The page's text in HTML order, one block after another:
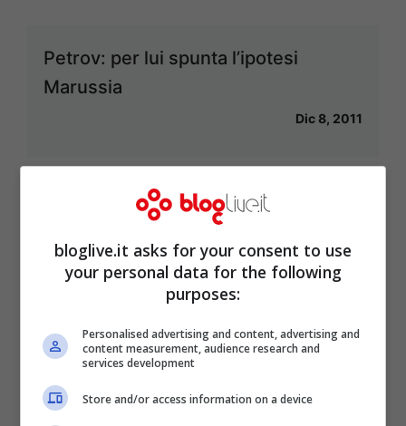
Petrov: per lui spunta l’ipotesi
Marussia
Dic 8, 2011
FIA: la lista dei piloti del 2012 è
ancora incompleta
Dic 1, 2011
GP Germania 2011: le qualifiche
bloglive.it asks for your consent to use
your personal data for the following
purposes:
Personalised advertising and content, advertising and
content measurement, audience research and
services development
Store and/or access information on a device